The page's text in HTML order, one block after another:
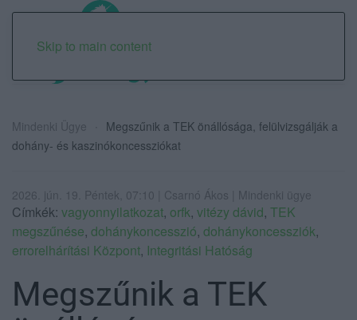
Skip to main content
Mindenki Ügye
Megszűnik a TEK önállósága, felülvizsgálják a
dohány- és kaszinókoncessziókat
2026. jún. 19. Péntek, 07:10 | Csarnó Ákos | Mindenki ügye
Címkék: vagyonnyilatkozat, orfk, vitézy dávid, TEK
megszűnése, dohánykoncesszió, dohánykoncessziók,
errorelhárítási Központ, Integritási Hatóság
Megszűnik a TEK